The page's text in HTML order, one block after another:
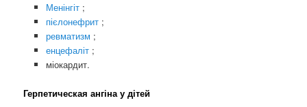
Менінгіт ;
пієлонефрит ;
ревматизм ;
енцефаліт ;
міокардит.
Герпетическая ангіна у дітей